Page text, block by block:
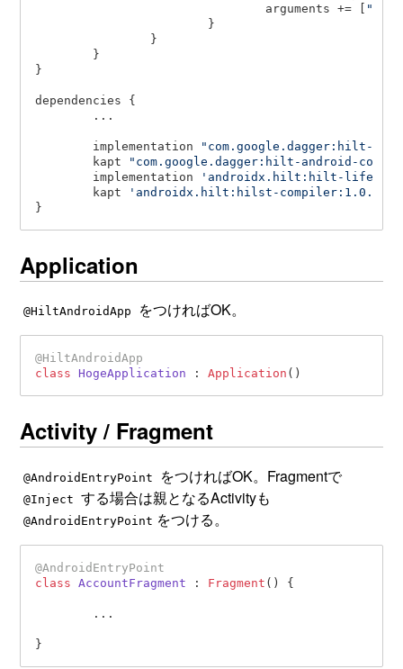
arguments += [
}
dependencies {
	implementation
"com.google.dagger:hilt-
	kapt
"com.google.dagger:hilt-android-
	implementation
'androidx.hilt:hilt-
	kapt
'androidx.hilt:hilst-compiler:1.0.0-
Application
@HiltAndroidApp をつければOK。
@HiltAndroidApp
class
HogeApplication : Application
Activity / Fragment
@AndroidEntryPoint をつければOK。Fragmentで
@Inject する場合は親となるActivityも
@AndroidEntryPoint をつける。
@AndroidEntryPoint
class
AccountFragment : Fragment () {